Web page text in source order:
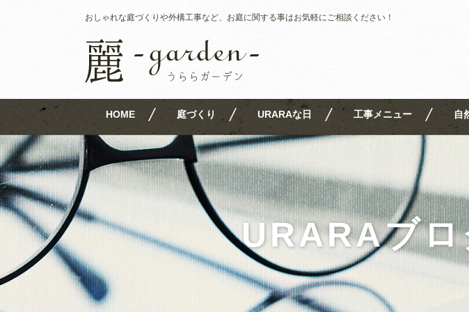
おしゃれな庭づくりや外構工事など、お庭に関する事はお気軽にご相談ください！
HOME 庭づくり URARAな日 工事メニュー 自
URARAブ